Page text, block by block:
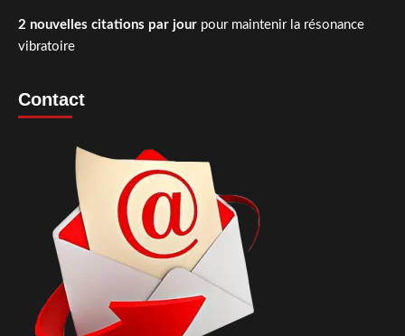
2 nouvelles citations par jour pour maintenir la résonance
vibratoire
Contact